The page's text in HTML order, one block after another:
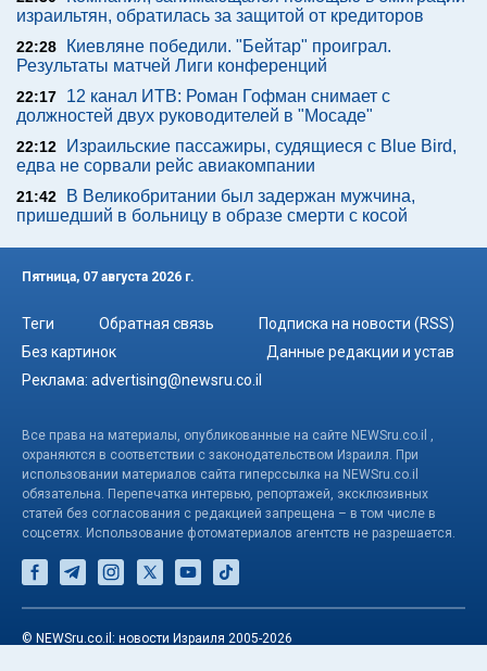
израильтян, обратилась за защитой от кредиторов
22:28
Киевляне победили. "Бейтар" проиграл.
Результаты матчей Лиги конференций
22:17
12 канал ИТВ: Роман Гофман снимает с
должностей двух руководителей в "Мосаде"
22:12
Израильские пассажиры, судящиеся с Blue Bird,
едва не сорвали рейс авиакомпании
21:42
В Великобритании был задержан мужчина,
пришедший в больницу в образе смерти с косой
Пятница, 07 августа 2026 г.
Теги Обратная связь
Подписка на новости (RSS)
Без картинок
Данные редакции и устав
Реклама: advertising@newsru.co.il
Все права на материалы, опубликованные на сайте NEWSru.co.il ,
охраняются в соответствии с законодательством Израиля. При
использовании материалов сайта гиперссылка на NEWSru.co.il
обязательна. Перепечатка интервью, репортажей, эксклюзивных
статей без согласования с редакцией запрещена – в том числе в
соцсетях. Использование фотоматериалов агентств не разрешается.
© NEWSru.co.il: новости Израиля 2005-2026